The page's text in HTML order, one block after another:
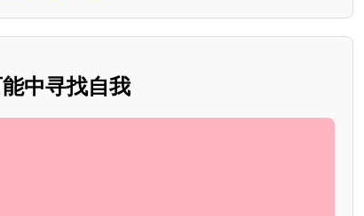
中寻找自我